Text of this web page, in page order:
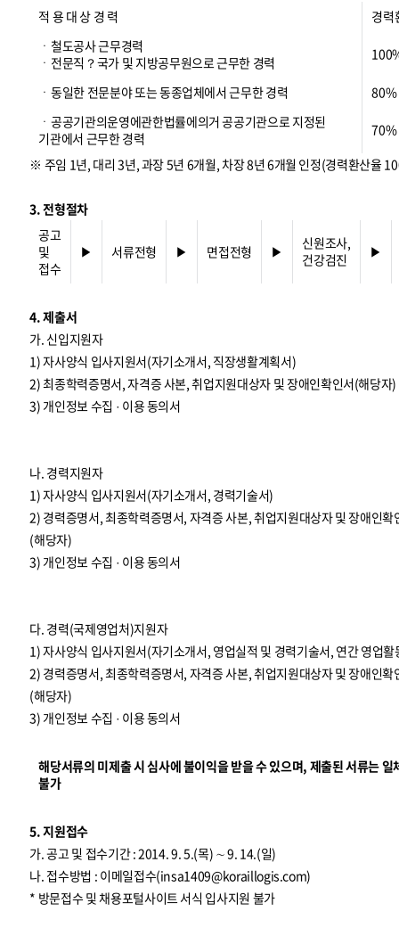
적 용 대 상 경 력
경력
ㆍ철도공사 근무경력
ㆍ전문직？국가 및 지방공무원으로 근무한 경력
ㆍ동일한 전문분야 또는 동종업체에서 근무한 경력
80%
ㆍ공공기관의운영에관한법률에의거 공공기관으로 지정된
기관에서 근무한 경력
70%
※ 주임 1년, 대리 3년, 과장 5년 6개월, 차장 8년 6개월 인정(경력환산율
3. 전형절차
공고
및
접수
▶ 서류전형 ▶ 면접전형 ▶
신원조사,
건강검진
▶
4. 제출서
가. 신입지원자
1) 자사양식 입사지원서(자기소개서, 직장생활계획서)
2) 최종학력증명서, 자격증 사본, 취업지원대상자 및 장애인확인서(해당자)
3) 개인정보 수집 · 이용 동의서
나. 경력지원자
1) 자사양식 입사지원서(자기소개서, 경력기술서)
2) 경력증명서, 최종학력증명서, 자격증 사본, 취업지원대상자 및 장애인확
(해당자)
3) 개인정보 수집 · 이용 동의서
다. 경력(국제영업처)지원자
1) 자사양식 입사지원서(자기소개서, 영업실적 및 경력기술서, 연간 영업활
2) 경력증명서, 최종학력증명서, 자격증 사본, 취업지원대상자 및 장애인확
(해당자)
3) 개인정보 수집 · 이용 동의서
해당서류의 미제출 시 심사에 불이익을 받을 수 있으며, 제출된 서류는 일
불가
5. 지원접수
가. 공고 및 접수기간 : 2014. 9. 5.(목) ∼ 9. 14.(일)
나. 접수방법 : 이메일접수(insa1409@koraillogis.com)
* 방문접수 및 채용포털사이트 서식 입사지원 불가